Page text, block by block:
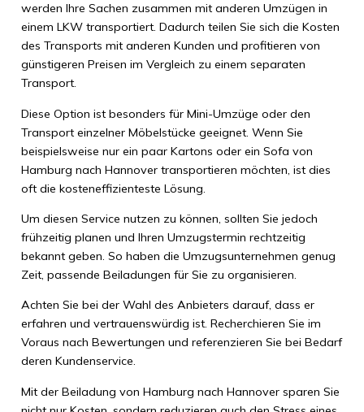
werden Ihre Sachen zusammen mit anderen Umzügen in
einem LKW transportiert. Dadurch teilen Sie sich die Kosten
des Transports mit anderen Kunden und profitieren von
günstigeren Preisen im Vergleich zu einem separaten
Transport.
Diese Option ist besonders für Mini-Umzüge oder den
Transport einzelner Möbelstücke geeignet. Wenn Sie
beispielsweise nur ein paar Kartons oder ein Sofa von
Hamburg nach Hannover transportieren möchten, ist dies
oft die kosteneffizienteste Lösung.
Um diesen Service nutzen zu können, sollten Sie jedoch
frühzeitig planen und Ihren Umzugstermin rechtzeitig
bekannt geben. So haben die Umzugsunternehmen genug
Zeit, passende Beiladungen für Sie zu organisieren.
Achten Sie bei der Wahl des Anbieters darauf, dass er
erfahren und vertrauenswürdig ist. Recherchieren Sie im
Voraus nach Bewertungen und referenzieren Sie bei Bedarf
deren Kundenservice.
Mit der Beiladung von Hamburg nach Hannover sparen Sie